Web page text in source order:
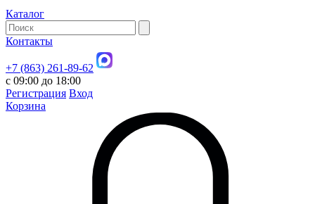
Каталог
Контакты
+7 (863) 261-89-62
с 09:00 до 18:00
Регистрация Вход
Корзина